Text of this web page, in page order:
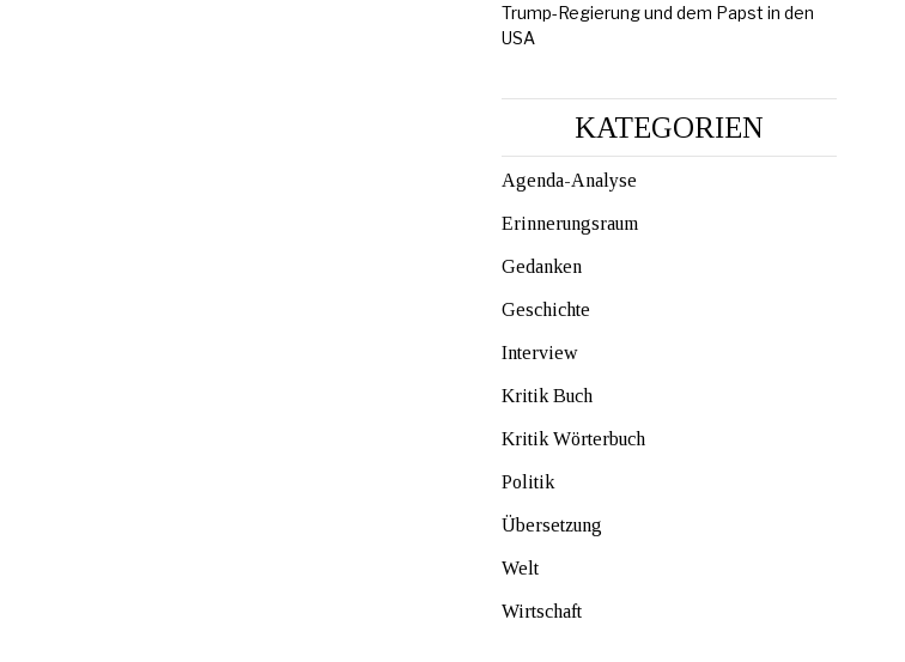
Trump-Regierung und dem Papst in den
USA
KATEGORIEN
Agenda-Analyse
Erinnerungsraum
Gedanken
Geschichte
Interview
Kritik Buch
Kritik Wörterbuch
Politik
Übersetzung
Welt
Wirtschaft